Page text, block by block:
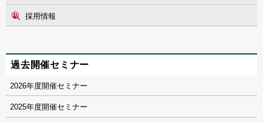
採用情報
過去開催セミナー
2026
2025